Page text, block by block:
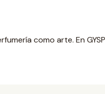
como arte. En